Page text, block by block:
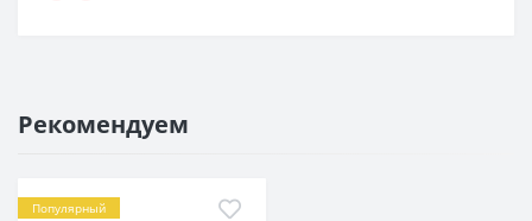
Рекомендуем
Популярный